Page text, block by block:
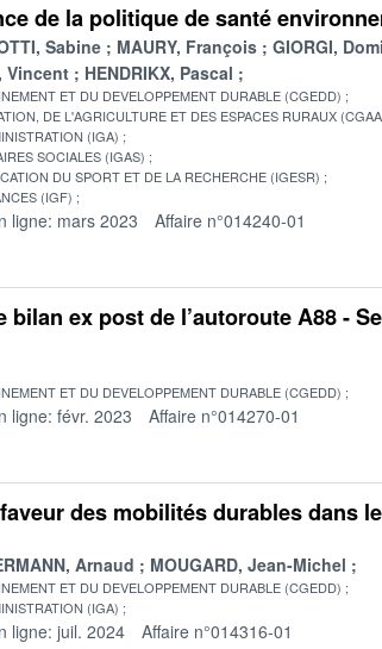
de la politique de santé
Sabine MAURY, François
GIORGI,
Vincent HENDRIKX, Pascal
ET DU DEVELOPPEMENT DURABLE (CGEDD)
DE L'AGRICULTURE ET DES ESPACES RURAUX
(IGA)
SOCIALES (IGAS)
DU SPORT ET DE LA RECHERCHE (IGESR)
(IGF)
ligne: mars 2023 Affaire n°014240-01
bilan ex post de l’autoroute A88 -
ET DU DEVELOPPEMENT DURABLE (CGEDD)
ligne: févr. 2023 Affaire n°014270-01
des mobilités durables dans
Arnaud MOUGARD, Jean-Michel
ET DU DEVELOPPEMENT DURABLE (CGEDD)
(IGA)
ligne: juil. 2024 Affaire n°014316-01